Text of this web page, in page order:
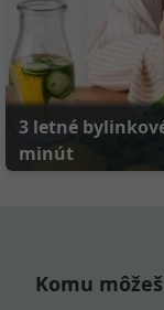
3 letné
minút
Komu